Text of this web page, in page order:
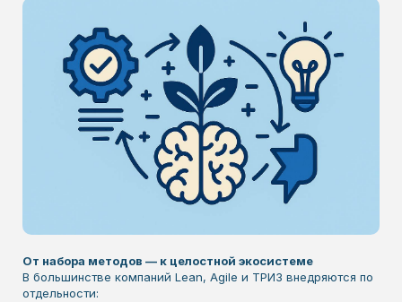
От набора методов — к целостной экосистеме
В большинстве компаний Lean, Agile и ТРИЗ внедряются по
отдельности: